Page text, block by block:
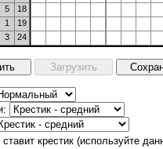
5
18
1
19
3
24
крестик (используйте